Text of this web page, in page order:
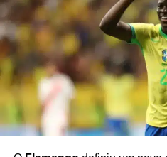
PRÓXIMO
Vitória empresta volante
NÃO PERCA
Brasil enfrentará o Japão